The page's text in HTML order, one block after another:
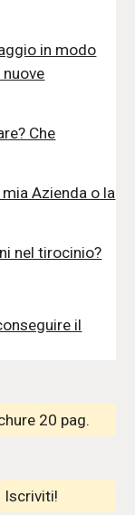
in modo
Che
Azienda o la
nel tirocinio?
il
20 pag.
Iscriviti!